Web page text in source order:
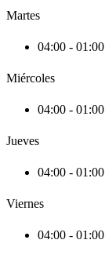
Martes
04:00 - 01:00
Miércoles
04:00 - 01:00
Jueves
04:00 - 01:00
Viernes
04:00 - 01:00